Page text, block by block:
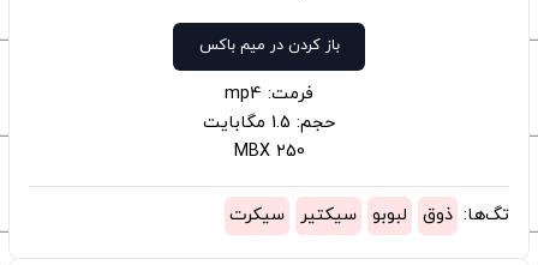
باز کردن در میم باکس
فرمت: mp4
حجم: 1.5 مگابایت
250 MBX
تگ‌ها: ذوق لبوبو سیکتیر سیکرت